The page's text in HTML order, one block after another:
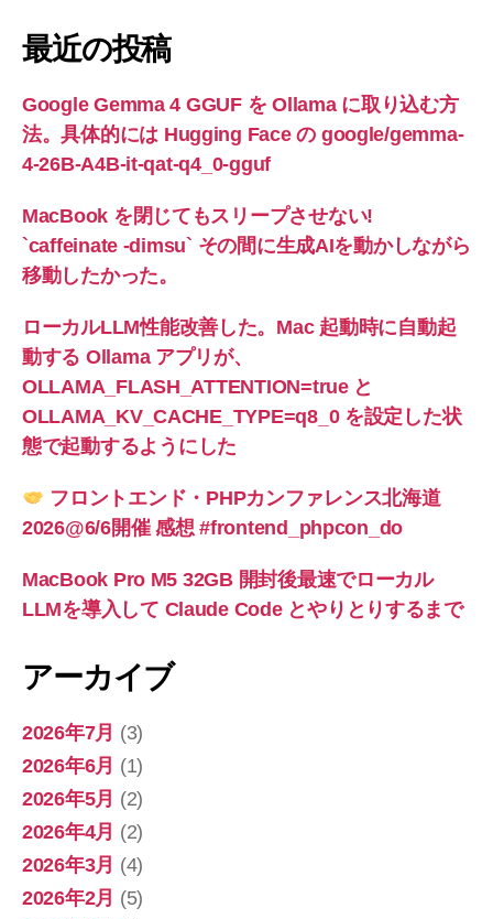
最近の投稿
Google Gemma 4 GGUF を Ollama に取り込む方
法。具体的には Hugging Face の google/gemma-
4-26B-A4B-it-qat-q4_0-gguf
MacBook を閉じてもスリープさせない!
`caffeinate -dimsu` その間に生成AIを動かしながら
移動したかった。
ローカルLLM性能改善した。Mac 起動時に自動起
動する Ollama アプリが、
OLLAMA_FLASH_ATTENTION=true と
OLLAMA_KV_CACHE_TYPE=q8_0 を設定した状
態で起動するようにした
フロントエンド・PHPカンファレンス北海道
2026@6/6開催 感想 #frontend_phpcon_do
MacBook Pro M5 32GB 開封後最速でローカル
LLMを導入して Claude Code とやりとりするまで
アーカイブ
2026年7月 (3)
2026年6月 (1)
2026年5月 (2)
2026年4月 (2)
2026年3月 (4)
2026年2月 (5)